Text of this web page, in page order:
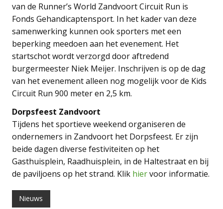
van de Runner’s World Zandvoort Circuit Run is
Fonds Gehandicaptensport. In het kader van deze
samenwerking kunnen ook sporters met een
beperking meedoen aan het evenement. Het
startschot wordt verzorgd door aftredend
burgermeester Niek Meijer. Inschrijven is op de dag
van het evenement alleen nog mogelijk voor de Kids
Circuit Run 900 meter en 2,5 km.
Dorpsfeest Zandvoort
Tijdens het sportieve weekend organiseren de
ondernemers in Zandvoort het Dorpsfeest. Er zijn
beide dagen diverse festiviteiten op het
Gasthuisplein, Raadhuisplein, in de Haltestraat en bij
de paviljoens op het strand. Klik hiervoor informatie.
Nieuws